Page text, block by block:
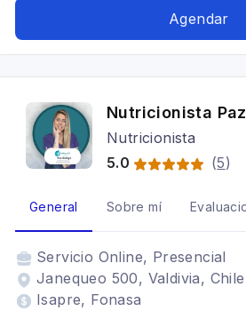
nerviosa, ProblemasAgendar
Nutricionista
Nutricionista
5.0
(5)
General Sobre mí
Servicio Online, Presencial
Janequeo 500, Valdivia, Chile
Isapre, Fonasa